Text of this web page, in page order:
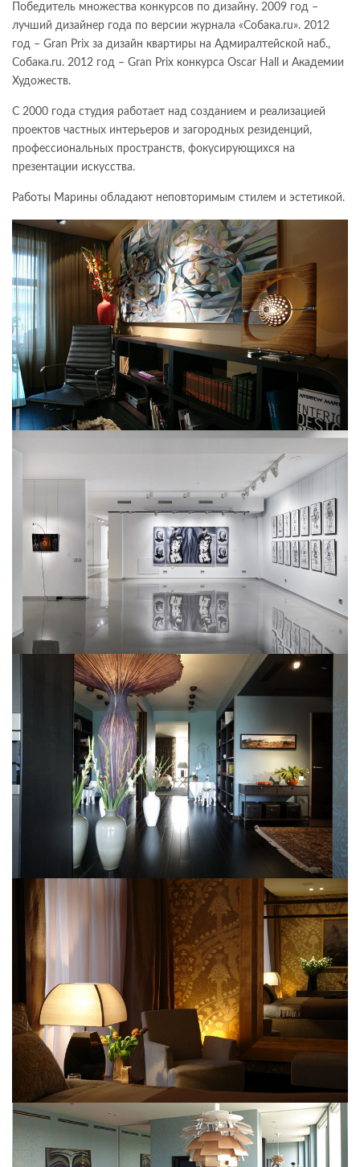
Победитель множества конкурсов по дизайну. 2009 год –
лучший дизайнер года по версии журнала «Собака.ru». 2012
год – Gran Prix за дизайн квартиры на Адмиралтейской наб.,
Собака.ru. 2012 год – Gran Prix конкурса Oscar Hall и Академии
Художеств.
С 2000 года студия работает над созданием и реализацией
проектов частных интерьеров и загородных резиденций,
профессиональных пространств, фокусирующихся на
презентации искусства.
Работы Марины обладают неповторимым стилем и эстетикой.